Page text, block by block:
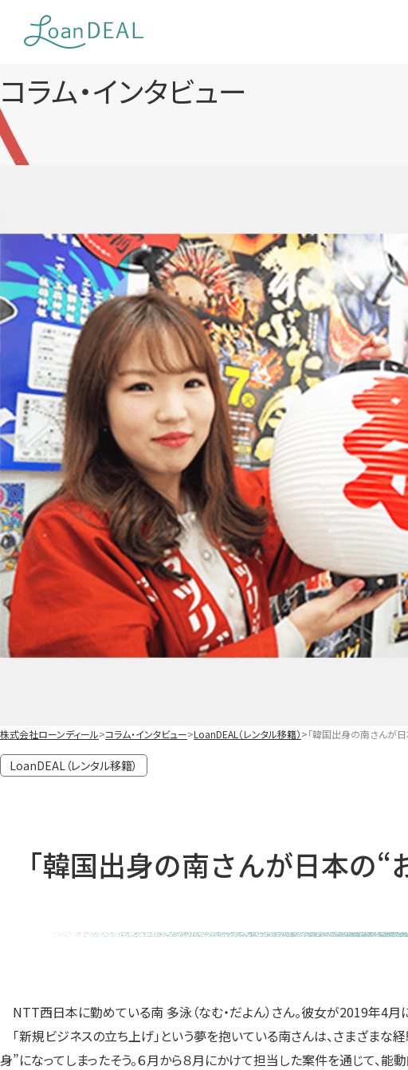
content
コラム・インタビュー
株式会社ローンディール コラム・インタビュー LoanDEAL（レンタル移籍） 「韓国出身の南さんが
LoanDEAL（レンタル移籍）
「韓国出身の南さんが日本の
NTT西日本に勤めている南 多泳（なむ・だよん）さん。彼女が2019年4
「新規ビジネスの立ち上げ」という夢を抱いている南さんは、さまざまな
身”になってしまったそう。６月から８月にかけて担当した案件を通じて、